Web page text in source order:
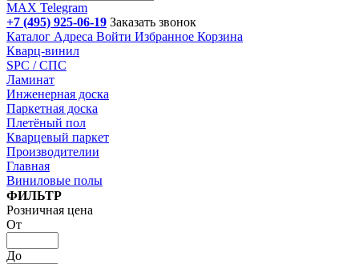
MAX Telegram
+7 (495) 925-06-19 Заказать звонок
Каталог Адреса Войти Избранное Корзина
Кварц-винил
SPC / СПС
Ламинат
Инженерная доска
Паркетная доска
Плетёный пол
Кварцевый паркет
Производителии
Главная
Виниловые полы
Подбор параметров
ФИЛЬТР
Розничная цена
От
До